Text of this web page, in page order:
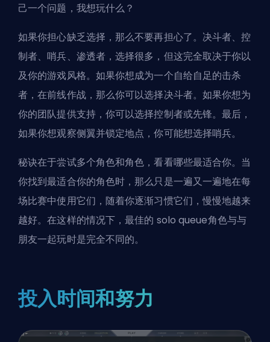
己一个问题，我想玩什么？
如果你担心缺乏选择，那么不要再担心了。决斗者、控
制者、哨兵、渗透者，选择很多，但这完全取决于你以
及你的游戏风格。如果你想成为一个自给自足的击杀
者，在前线作战，那么你可以选择决斗者。如果你想为
你的团队提供支持，你可以选择控制者或先锋。最后，
如果你想观察侧翼并锁定地点，你可能想选择哨兵。
秘诀在于尝试多个角色和角色，看看哪些最适合你。当
你找到最适合你的角色时，那么只是一遍又一遍地在每
场比赛中使用它们，随着你逐渐习惯它们，慢慢地越来
越好。在这样的情况下，最佳的 solo queue角色与与
朋友一起玩时是完全不同的。
投入时间和努力